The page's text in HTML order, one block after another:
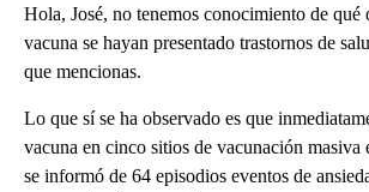
Hola, José, no tenemos conocimiento de qué
vacuna se hayan presentado trastornos de
que mencionas.
Lo que sí se ha observado es que
vacuna en cinco sitios de vacunación masiva
se informó de 64 episodios eventos de